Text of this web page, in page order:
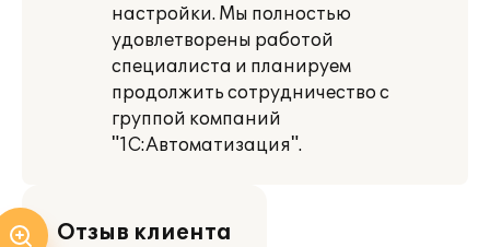
настройки. Мы полностью
удовлетворены работой
специалиста и планируем
продолжить сотрудничество с
группой компаний
"1С:Автоматизация".
Отзыв клиента